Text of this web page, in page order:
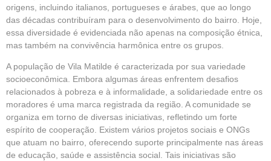
origens, incluindo italianos, portugueses e árabes, que ao longo
das décadas contribuíram para o desenvolvimento do bairro. Hoje,
essa diversidade é evidenciada não apenas na composição étnica,
mas também na convivência harmônica entre os grupos.
A população de Vila Matilde é caracterizada por sua variedade
socioeconômica. Embora algumas áreas enfrentem desafios
relacionados à pobreza e à informalidade, a solidariedade entre os
moradores é uma marca registrada da região. A comunidade se
organiza em torno de diversas iniciativas, refletindo um forte
espírito de cooperação. Existem vários projetos sociais e ONGs
que atuam no bairro, oferecendo suporte principalmente nas áreas
de educação, saúde e assistência social. Tais iniciativas são